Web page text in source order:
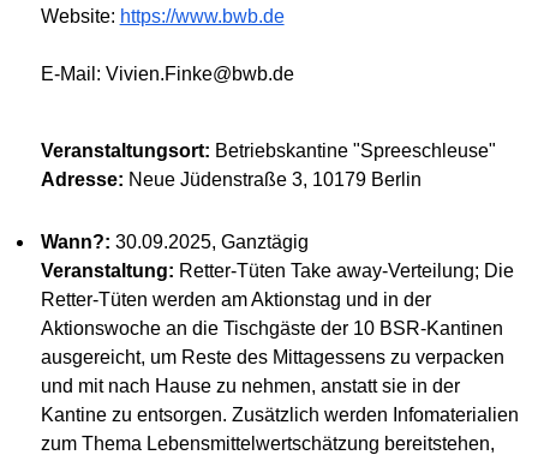
Website: https://www.bwb.de
E-Mail: Vivien.Finke@bwb.de
Veranstaltungsort: Betriebskantine "Spreeschleuse"
Adresse: Neue Jüdenstraße 3, 10179 Berlin
Wann?: 30.09.2025, Ganztägig
Veranstaltung: Retter-Tüten Take away-Verteilung; Die
Retter-Tüten werden am Aktionstag und in der
Aktionswoche an die Tischgäste der 10 BSR-Kantinen
ausgereicht, um Reste des Mittagessens zu verpacken
und mit nach Hause zu nehmen, anstatt sie in der
Kantine zu entsorgen. Zusätzlich werden Infomaterialien
zum Thema Lebensmittelwertschätzung bereitstehen,